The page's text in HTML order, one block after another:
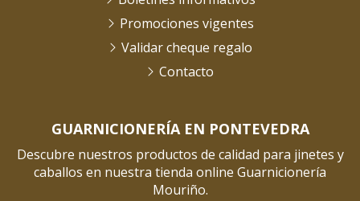
GUARNICIONERÍA EN PONTEVEDRA
Descubre nuestros productos de calidad para jinetes y
caballos en nuestra tienda online Guarnicionería
Mouriño.
Promociones vigentes
Validar cheque regalo
Contacto